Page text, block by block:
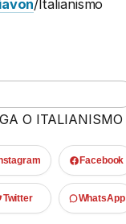
/Italianismo
O ITALIANISMO
Facebook
Twitter WhatsApp